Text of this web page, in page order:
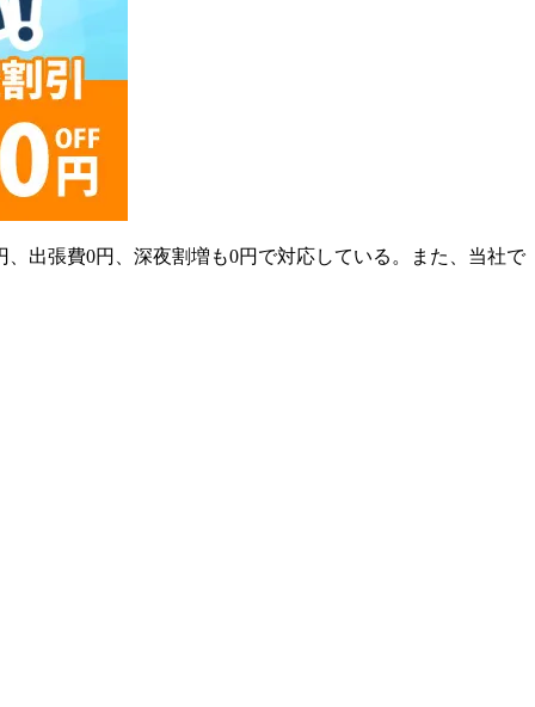
出張費0円、深夜割増も0円で対応している。また、当社で